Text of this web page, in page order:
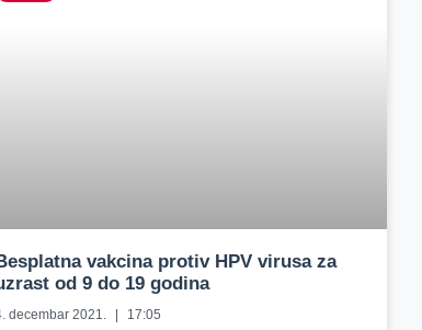
vakcina protiv HPV virusa za
od 9 do 19 godina
decembar 2021. 17:05